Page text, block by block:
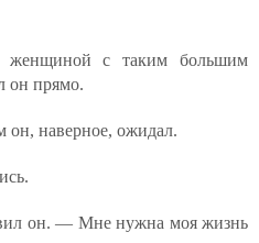
с таким большим
он прямо.
он, наверное, ожидал.
он. — Мне нужна моя жизнь